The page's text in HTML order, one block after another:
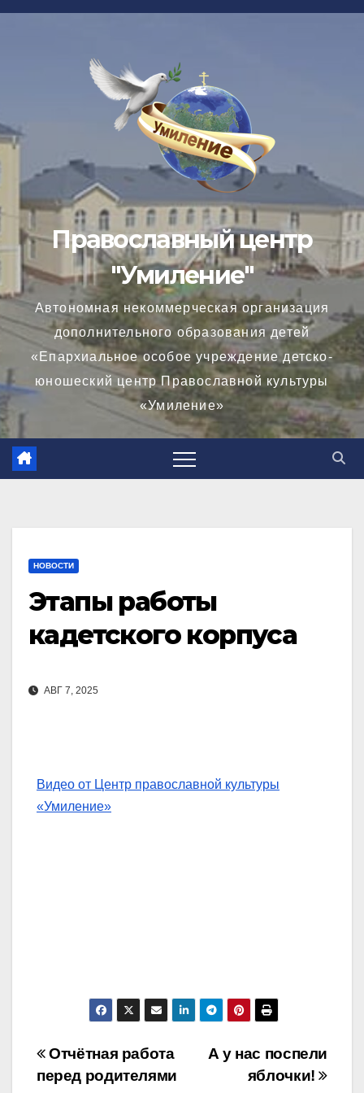
Перейти
Православный центр
"Умиление"
Автономная некоммерческая организация
дополнительного образования детей
«Епархиальное особое учреждение детско-
юношеский центр Православной культуры
«Умиление»
НОВОСТИ
Этапы работы
кадетского корпуса
АВГ 7, 2025
Видео от Центр православной культуры
«Умиление»
Навигация
А у нас поспели
яблочки!
Отчётная работа
перед родителями